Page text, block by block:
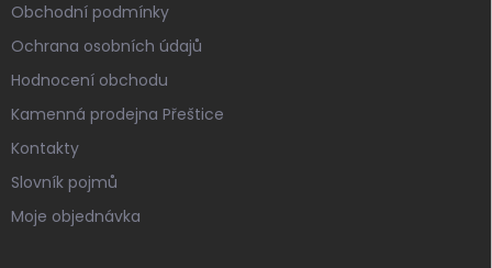
Obchodní podmínky
Ochrana osobních údajů
Hodnocení obchodu
Kamenná prodejna Přeštice
Kontakty
Slovník pojmů
Moje objednávka